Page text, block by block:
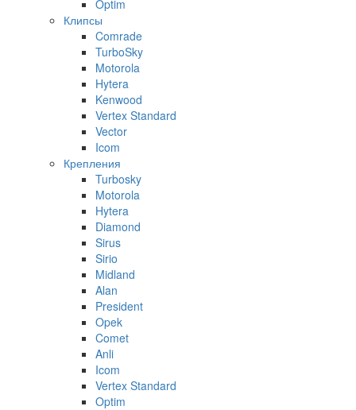
Optim
Клипсы
Comrade
TurboSky
Motorola
Hytera
Kenwood
Vertex Standard
Vector
Icom
Крепления
Turbosky
Motorola
Hytera
Diamond
Sirus
Sirio
Midland
Alan
President
Opek
Comet
Anli
Icom
Vertex Standard
Optim